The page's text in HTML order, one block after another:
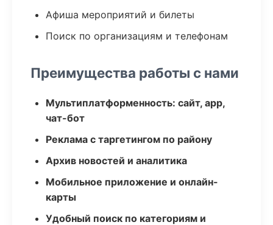
Афиша мероприятий и билеты
Поиск по организациям и телефонам
Преимущества работы с нами
Мультиплатформенность: сайт, app,
чат-бот
Реклама с таргетингом по району
Архив новостей и аналитика
Мобильное приложение и онлайн-
карты
Удобный поиск по категориям и